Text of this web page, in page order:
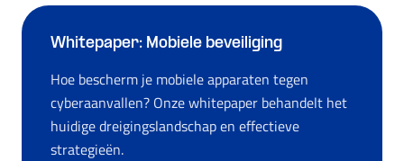
Whitepaper: Mobiele beveiliging
Hoe bescherm je mobiele apparaten tegen
cyberaanvallen? Onze whitepaper behandelt het
huidige dreigingslandschap en effectieve
strategieën.